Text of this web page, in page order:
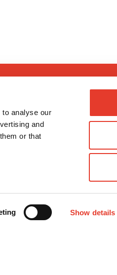
to analyse our
and
or that
Show details
de